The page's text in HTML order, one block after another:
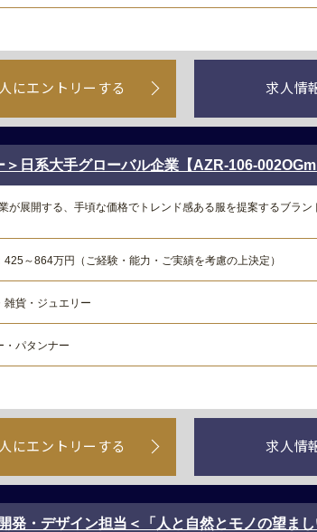
にエントリーする 求人情
日系大手グローバル企業【AZR-106-002OGm
が展開する、手頃な価格でトレンド感ある服を提案するブラ
425～864万円（ご経験・能力・ご実績を考慮の上決定）
雑貨・ジュエリー
・パタンナー
にエントリーする 求人情
発・デザイン担当＜「人と自然とモノの望ま